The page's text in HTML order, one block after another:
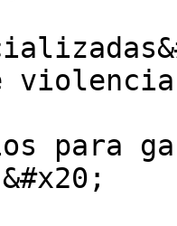
violencia
para